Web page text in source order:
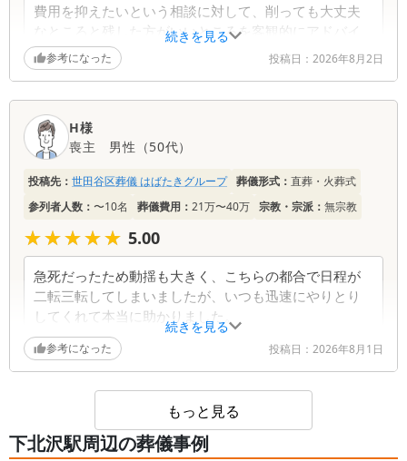
続きを見る
費用を抑えたいという相談に対して、削っても大丈夫
なところと残した方がいいところを客観的にアドバイ
スしてもらえてすごく助かりました。予算を無理なく
抑えながらも、寂しくない温かいお葬式にできて本当
参考になった 投稿日： 2026年8月2日
続きを見る
H様
喪主
男性 （50代）
投稿先： 世田谷区葬儀 はばたきグループ 葬儀形式： 直葬・火葬式
参列者人数： 〜10名 葬儀費用： 21万〜40万 宗教・宗派： 無宗教
★★★★★
★★★★★ 5.00
急死だったため動揺も大きく、こちらの都合で日程が
二転三転してしまいましたが、いつも迅速にやりとり
してくれて本当に助かりました。
参考になった 投稿日： 2026年8月1日
もっと見る
下北沢駅周辺の葬儀事例